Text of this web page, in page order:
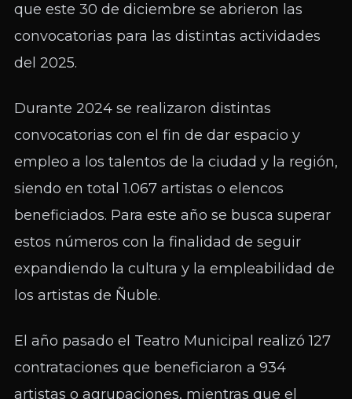
que este 30 de diciembre se abrieron las
convocatorias para las distintas actividades
del 2025.
Durante 2024 se realizaron distintas
convocatorias con el fin de dar espacio y
empleo a los talentos de la ciudad y la región,
siendo en total 1.067 artistas o elencos
beneficiados. Para este año se busca superar
estos números con la finalidad de seguir
expandiendo la cultura y la empleabilidad de
los artistas de Ñuble.
El año pasado el Teatro Municipal realizó 127
contrataciones que beneficiaron a 934
artistas o agrupaciones, mientras que el